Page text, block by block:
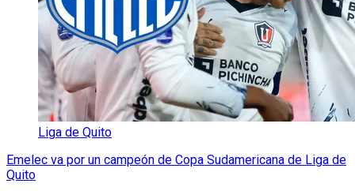
Liga de Quito
Emelec va por un campeón de Copa Sudamericana de Liga de
Quito